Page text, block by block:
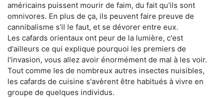
américains puissent mourir de faim, du fait qu'ils sont
omnivores. En plus de ça, ils peuvent faire preuve de
cannibalisme s'il le faut, et se dévorer entre eux.
Les cafards orientaux ont peur de la lumière, c'est
d'ailleurs ce qui explique pourquoi les premiers de
l'invasion, vous allez avoir énormément de mal à les voir.
Tout comme les de nombreux autres insectes nuisibles,
les cafards de cuisine s'avèrent être habitués à vivre en
groupe de quelques individus.